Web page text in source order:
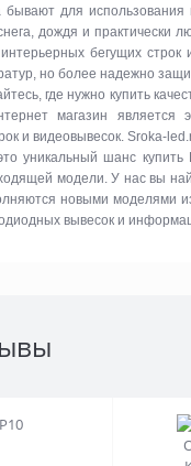
бывают для
дождя и практически
бегущих
но более надежно
где нужно купить
магазин является
и видеовывесок. Sroka-
уникальный шанс
модели. У нас вы
новыми моделями
вывесок и